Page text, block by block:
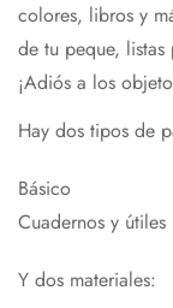
colores, libros y
de tu peque,
¡Adiós a los
Hay dos tipos de
Básico
Cuadernos y útiles
Y dos materiales: